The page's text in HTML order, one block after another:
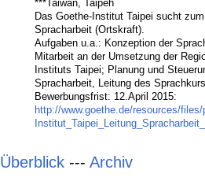
***Taiwan, Taipeh
Das Goethe-Institut Taipei sucht
Spracharbeit (Ortskraft).
Aufgaben u.a.: Konzeption der
Mitarbeit an der Umsetzung der
Instituts Taipei; Planung und
Spracharbeit, Leitung des
Bewerbungsfrist: 12.April 2015:
http://www.goethe.de/resources/
Überblick --- Archiv